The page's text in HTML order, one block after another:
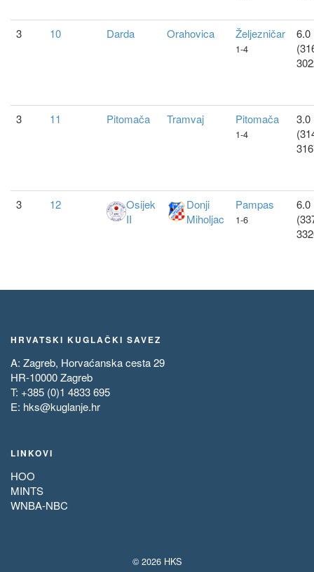
3 10 Darda Orahovica Željezničar
1-4
6.0
3 11 Pitomača Tramvaj Pitomača
1-4
3.0
3 12
Osijek
II
Donji
Miholjac
Pampas
1-6
6.0
HRVATSKI KUGLAČKI SAVEZ
A: Zagreb, Horvaćanska cesta 29
HR-10000 Zagreb
T: +385 (0)1 4833 695
E: hks@kuglanje.hr
LINKOVI
HOO
MINTS
WNBA-NBC
© 2026 HKS